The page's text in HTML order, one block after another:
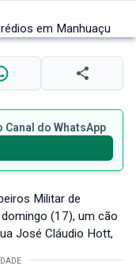
do WhatsApp
Militar de
(17), um cão
José Cláudio Hott,